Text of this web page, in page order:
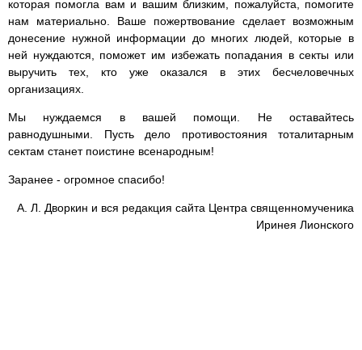
которая помогла вам и вашим близким, пожалуйста, помогите
нам материально. Ваше пожертвование сделает возможным
донесение нужной информации до многих людей, которые в
ней нуждаются, поможет им избежать попадания в секты или
выручить тех, кто уже оказался в этих бесчеловечных
организациях.
Мы нуждаемся в вашей помощи. Не оставайтесь
равнодушными. Пусть дело противостояния тоталитарным
сектам станет поистине всенародным!
Заранее - огромное спасибо!
А. Л. Дворкин и вся редакция сайта Центра священномученика
Иринея Лионского